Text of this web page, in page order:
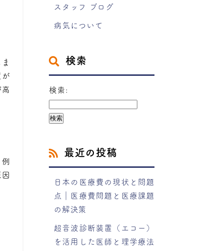
が
スタッフ ブログ
病気について
検索
検索:
最近の投稿
日本の医療費の現状と問題
点｜医療費問題と医療課題
の解決策
超音波診断装置（エコー）
を活用した医師と理学療法